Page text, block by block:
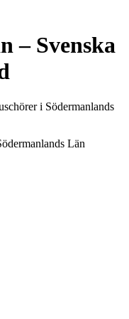
– Svenska
i Södermanlands
Län